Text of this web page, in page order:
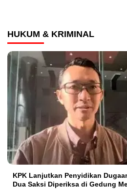
HUKUM & KRIMINAL
KPK Lanjutkan Penyidikan
Dua Saksi Diperiksa di Gedung